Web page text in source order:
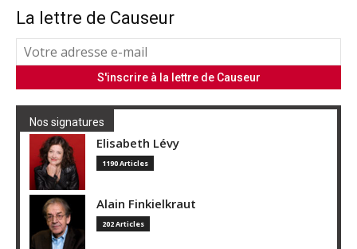
La lettre de Causeur
Nos signatures
Elisabeth Lévy
1190 Articles
Alain Finkielkraut
202 Articles